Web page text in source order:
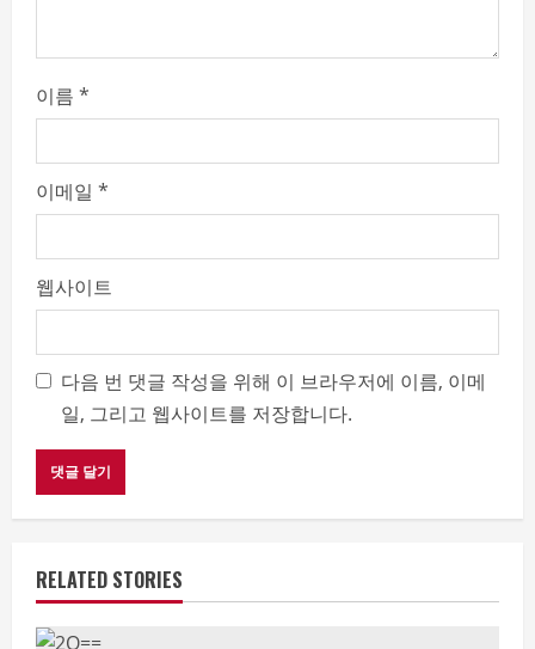
이름 *
이메일 *
웹사이트
다음 번 댓글 작성을 위해 이 브라우저에 이름, 이메
일, 그리고 웹사이트를 저장합니다.
RELATED STORIES